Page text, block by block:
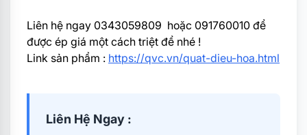
Liên hệ ngay 0343059809 hoặc 091760010 để
được ép giá một cách triệt để nhé !
Link sản phẩm : https://qvc.vn/quat-dieu-hoa.html
Liên Hệ Ngay :